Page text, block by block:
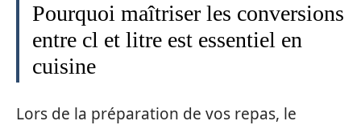
Pourquoi maîtriser les conversions
entre cl et litre est essentiel en
cuisine
Lors de la préparation de vos repas, le